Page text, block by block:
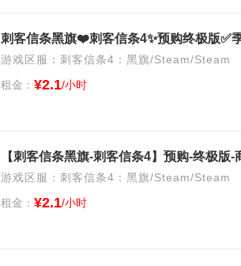
游戏区服：刺客信条4：黑旗/Steam/Steam
租金： ¥2.1/小时
【刺客信条黑旗-刺客信条4】预购-终极版
游戏区服：刺客信条4：黑旗/Steam/Steam
租金： ¥2.1/小时